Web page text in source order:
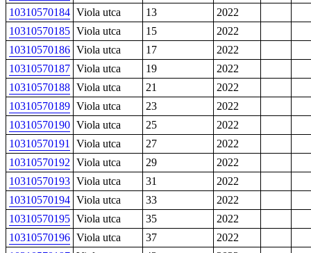
10310570184 Viola utca 13
2022
10310570185 Viola utca 15
2022
10310570186 Viola utca 17
2022
10310570187 Viola utca 19
2022
10310570188 Viola utca 21
2022
10310570189 Viola utca 23
2022
10310570190 Viola utca 25
2022
10310570191
Viola utca 27
2022
10310570192 Viola utca 29
2022
10310570193 Viola utca 31
2022
10310570194 Viola utca 33
2022
10310570195 Viola utca 35
2022
10310570196 Viola utca 37
2022